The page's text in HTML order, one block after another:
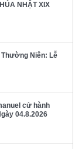
NHẬT XIX
Thường Niên: Lễ
cử hành
04.8.2026